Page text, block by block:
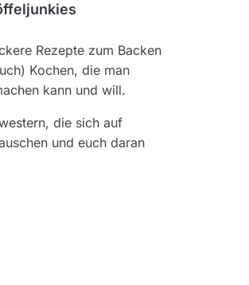
Rezepte zum Backen
Kochen, die man
kann und will.
die sich auf
und euch daran